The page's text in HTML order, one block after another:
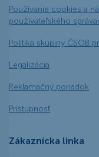
Používanie cookies a
používateľského
Politika skupiny ČSOB
Legalizácia
Reklamačný poriadok
Prístupnosť
Zákaznícka linka